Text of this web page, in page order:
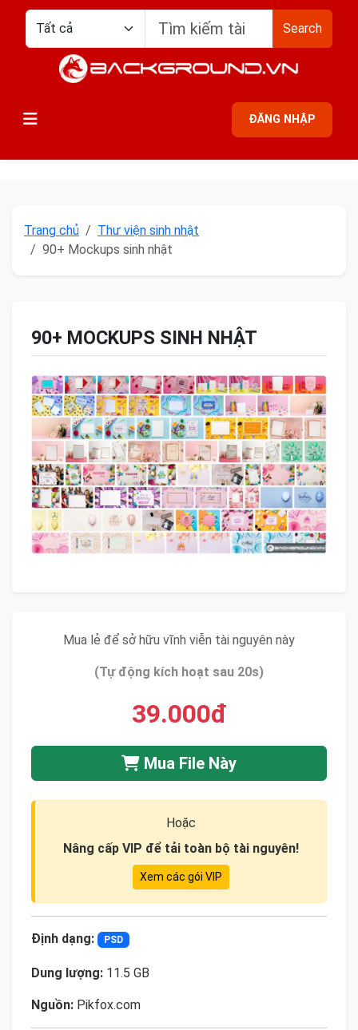
Search
ĐĂNG NHẬP
Trang chủ
Thư viện sinh nhật
90+ Mockups sinh nhật
90+ MOCKUPS SINH NHẬT
Mua lẻ để sở hữu vĩnh viễn tài nguyên này
(Tự động kích hoạt sau 20s)
39.000đ
Mua File Này
Hoặc
Nâng cấp VIP để tải toàn bộ tài nguyên!
Xem các gói VIP
Định dạng: PSD
Dung lượng: 11.5 GB
Nguồn: Pikfox.com